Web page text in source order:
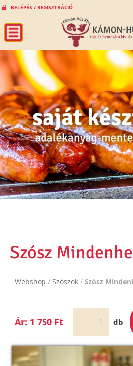
BELÉPÉS / REGISZTRÁCIÓ
Szósz
Webshop / Szószok / Szósz
Ár: 1 750 Ft db